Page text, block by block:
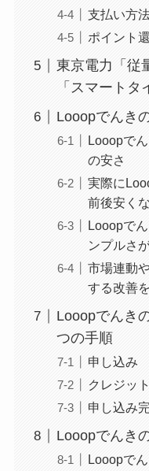
支払い方
ポイント
東京電力「従
「スマート
Looopでんき
Looopで
の安さ
実際に
前後安く
Looopで
ンプルさ
市場連動
する改善
Looopでんき
つの手順
申し込み
クレジッ
申し込み
Looopでんき
Looopで